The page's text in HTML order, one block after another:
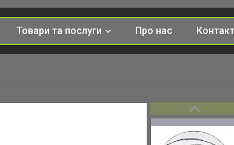
Товари та послуги Про нас